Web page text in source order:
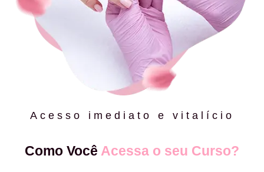
Acesso imediato e vitalício
Como Você Acessa o seu Curso?